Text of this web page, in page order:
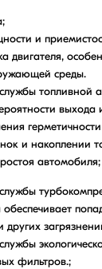
и
двигателя,
среды.
топливной
выхода
и накоплении
автомобиля;
обеспечивает
других
фильтров.;